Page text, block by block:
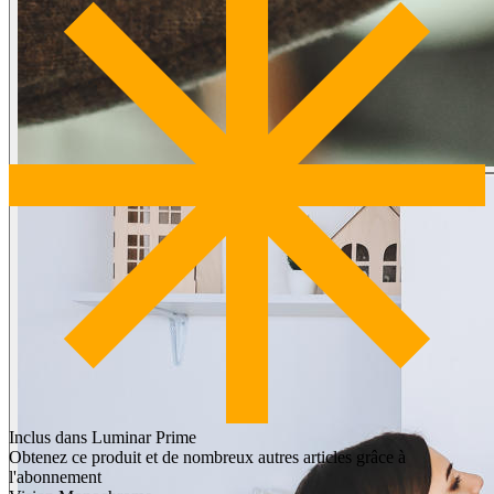
Inclus dans Luminar Prime
Obtenez ce produit et de nombreux autres articles grâce à
l'abonnement